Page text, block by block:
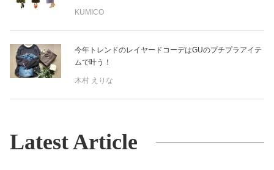
KUMICO
今年トレンドのレイヤードコーデはGUのプチプラアイテ
ムで叶う！
木村 えりな
Latest Article